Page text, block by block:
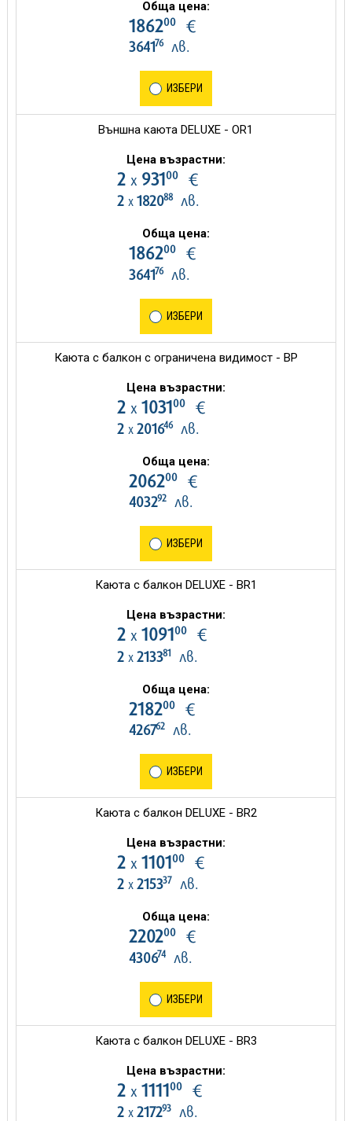
Обща цена:
186200€
364176лв.
ИЗБЕРИ
Външна каюта DELUXE - OR1
Цена възрастни:
2 х 93100€
2 х 182088лв.
Обща цена:
186200€
364176лв.
ИЗБЕРИ
Каюта с балкон с ограничена видимост - BP
Цена възрастни:
2 х 103100€
2 х 201646лв.
Обща цена:
206200€
403292лв.
ИЗБЕРИ
Каюта с балкон DELUXE - BR1
Цена възрастни:
2 х 109100€
2 х 213381 лв.
Обща цена:
218200€
426762лв.
ИЗБЕРИ
Каюта с балкон DELUXE - BR2
Цена възрастни:
2 х 110100€
2 х 215337лв.
Обща цена:
220200€
430674лв.
ИЗБЕРИ
Каюта с балкон DELUXE - BR3
Цена възрастни:
2 х 111100€
2 х 217293лв.